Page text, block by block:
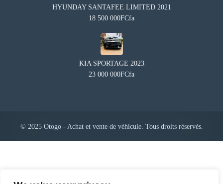
HYUNDAY SANTAFEE LIMITED 2021
18 500 000FCfa
KIA SPORTAGE 2023
23 000 000FCfa
© 2025 Otogo - Achat et vente de véhicule. Tous droits réservés.